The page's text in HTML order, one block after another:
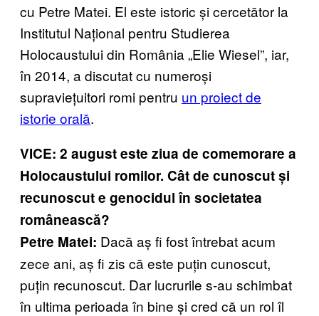
cu Petre Matei. El este istoric și cercetător la ​​
Institutul Național pentru Studierea
Holocaustului din România „Elie Wiesel”, iar,
în 2014, a discutat cu numeroși
supraviețuitori romi pentru un proiect de
istorie orală.
VICE: 2 august este ziua de comemorare a
Holocaustului romilor. Cât de cunoscut și
recunoscut e genocidul în societatea
românească?
Petre Matei: Dacă aș fi fost întrebat acum
zece ani, aș fi zis că este puțin cunoscut,
puțin recunoscut. Dar lucrurile s-au schimbat
în ultima perioada în bine și cred că un rol îl